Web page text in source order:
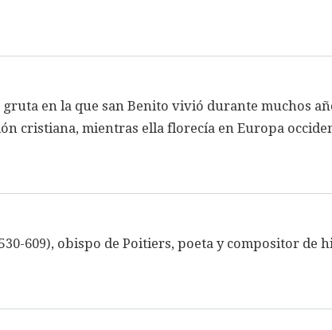
en la que san Benito vivió durante muchos
cristiana, mientras ella florecía en Europa
609), obispo de Poitiers, poeta y compositor de